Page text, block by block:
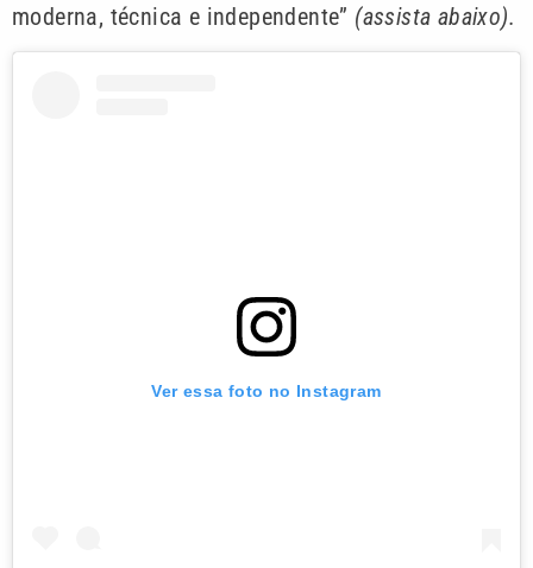
moderna, técnica e independente” (assista abaixo).
Ver essa foto no Instagram